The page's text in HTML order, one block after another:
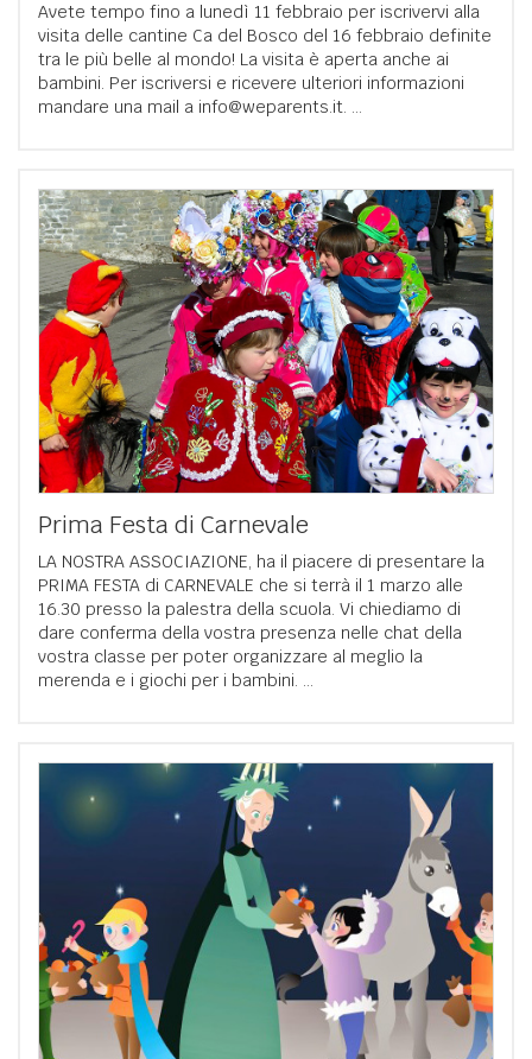
Avete tempo fino a lunedì 11 febbraio per iscrivervi alla
visita delle cantine Ca del Bosco del 16 febbraio definite
tra le più belle al mondo! La visita è aperta anche ai
bambini. Per iscriversi e ricevere ulteriori informazioni
mandare una mail a info@weparents.it. ...
Prima Festa di Carnevale
LA NOSTRA ASSOCIAZIONE, ha il piacere di presentare la
PRIMA FESTA di CARNEVALE che si terrà il 1 marzo alle
16.30 presso la palestra della scuola. Vi chiediamo di
dare conferma della vostra presenza nelle chat della
vostra classe per poter organizzare al meglio la
merenda e i giochi per i bambini. ...